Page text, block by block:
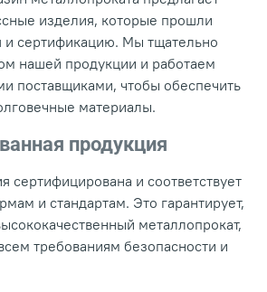
изделия, которые прошли
и сертификацию. Мы тщательно
нашей продукции и работаем
поставщиками, чтобы обеспечить
материалы.
продукция
сертифицирована и соответствует
и стандартам. Это гарантирует,
металлопрокат,
требованиям безопасности и